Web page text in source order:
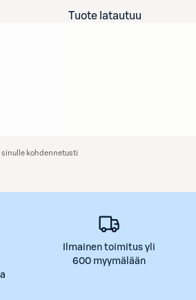
Tuote latautuu
sinulle kohdennetusti
Ilmainen toimitus yli
600 myymälään